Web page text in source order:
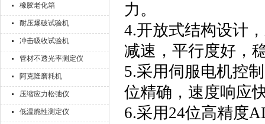
橡胶老化箱
耐压爆破试验机
冲击吸收试验机
管材不透光率测定仪
阿克隆磨耗机
压缩应力松弛仪
低温脆性测定仪
力。
4.开放式结构设计
减速，平行度好，
5.采用伺服电机控
位精确，速度响应
6.采用24位高精度